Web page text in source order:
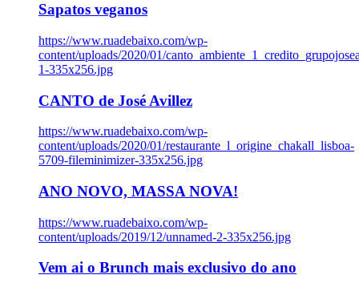
Sapatos veganos
https://www.ruadebaixo.com/wp-
content/uploads/2020/01/
1-335x256.jpg
CANTO de José Avillez
https://www.ruadebaixo.com/wp-
content/uploads/2020/01/restaurante_l_origine_chakall_lisboa-
5709-fileminimizer-335x256.jpg
ANO NOVO, MASSA NOVA!
https://www.ruadebaixo.com/wp-
content/uploads/2019/12/unnamed-2-335x256.jpg
Vem ai o Brunch mais exclusivo do ano